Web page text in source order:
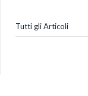
Tutti gli Articoli